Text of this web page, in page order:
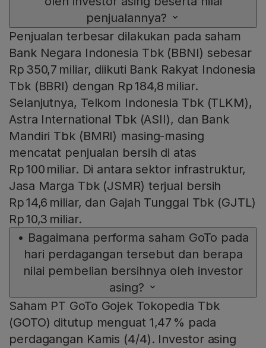
penjualannya?
Penjualan terbesar dilakukan pada saham
Bank Negara Indonesia Tbk (BBNI) sebesar
Rp 350,7 miliar, diikuti Bank Rakyat Indonesia
Tbk (BBRI) dengan Rp 184,8 miliar.
Selanjutnya, Telkom Indonesia Tbk (TLKM),
Astra International Tbk (ASII), dan Bank
Mandiri Tbk (BMRI) masing-masing
mencatat penjualan bersih di atas
Rp 100 miliar. Di antara sektor infrastruktur,
Jasa Marga Tbk (JSMR) terjual bersih
Rp 14,6 miliar, dan Gajah Tunggal Tbk (GJTL)
Rp 10,3 miliar.
• Bagaimana performa saham GoTo pada
hari perdagangan tersebut dan berapa
nilai pembelian bersihnya oleh investor
asing?
Saham PT GoTo Gojek Tokopedia Tbk
(GOTO) ditutup menguat 1,47 % pada
perdagangan Kamis (4/4). Investor asing